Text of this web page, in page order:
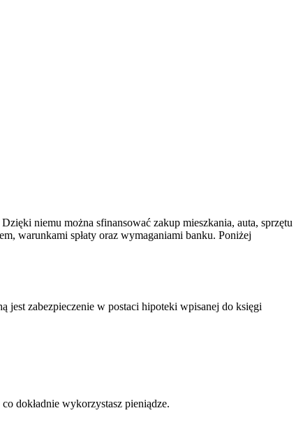
niemu można sfinansować zakup mieszkania, auta, sprzętu
warunkami spłaty oraz wymaganiami banku. Poniżej
jest zabezpieczenie w postaci hipoteki wpisanej do księgi
dokładnie wykorzystasz pieniądze.